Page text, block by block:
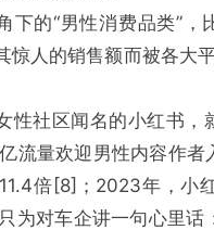
下的“男性消费品类”，
惊人的销售额而被各大
性社区闻名的小红书，
流量欢迎男性内容作者
倍[8]；2023年，小
为对车企讲一句心里话